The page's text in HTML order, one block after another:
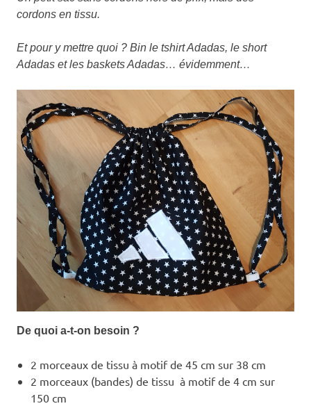
cordons en tissu.
Et pour y mettre quoi ? Bin le tshirt Adadas, le short
Adadas et les baskets Adadas… évidemment…
De quoi a-t-on besoin ?
2 morceaux de tissu à motif de 45 cm sur 38 cm
2 morceaux (bandes) de tissu à motif de 4 cm sur
150 cm